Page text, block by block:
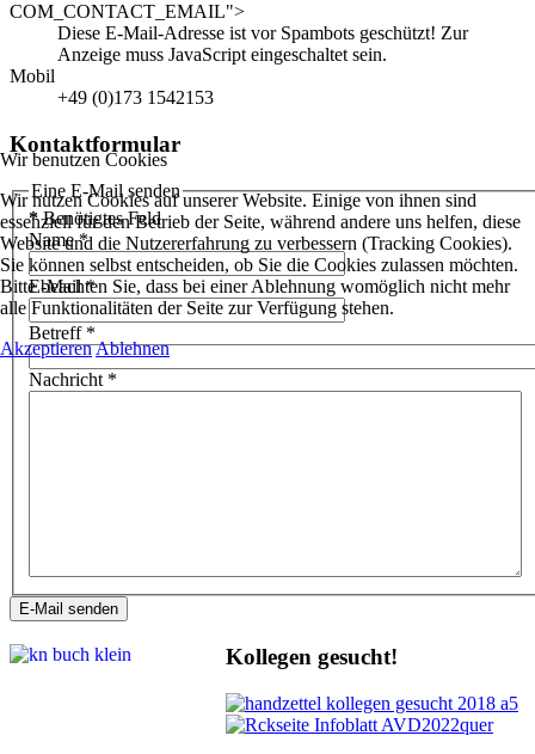
COM_CONTACT_EMAIL">
Diese E-Mail-Adresse ist vor Spambots geschützt! Zur
Anzeige muss JavaScript eingeschaltet sein.
Mobil
+49 (0)173 1542153
Kontaktformular
Eine E-Mail senden
*Benötigtes Feld
Name*
E-Mail*
Betreff*
Nachricht *
E-Mail senden
Kollegen gesucht!
Wir benutzen Cookies
Wir nutzen Cookies auf unserer Website. Einige von ihnen sind
essenziell für den Betrieb der Seite, während andere uns helfen, diese
Website und die Nutzererfahrung zu verbessern (Tracking Cookies).
Sie können selbst entscheiden, ob Sie die Cookies zulassen möchten.
Bitte beachten Sie, dass bei einer Ablehnung womöglich nicht mehr
alle Funktionalitäten der Seite zur Verfügung stehen.
AkzeptierenAblehnen